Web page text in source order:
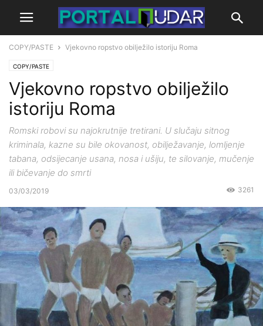
COPY/PASTE Vjekovno ropstvo obilježilo istoriju Roma
COPY/PASTE
Vjekovno ropstvo obilježilo
istoriju Roma
Romski robovi su najokrutnije tretirani. U slučaju sitnog
kriminala, kazne su bile okovanost, obilježavanje, lomljenje
tabana, odsijecanje usana, nosa i ušiju, te silovanje, mučenje
ili bičevanje do smrti
03/03/2019 3261